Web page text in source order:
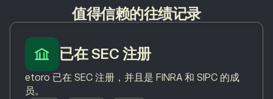
值得信赖的往绩记录
已在 SEC 注册
etoro 已在 SEC 注册，并且是 FINRA 和 SIPC 的成
员。